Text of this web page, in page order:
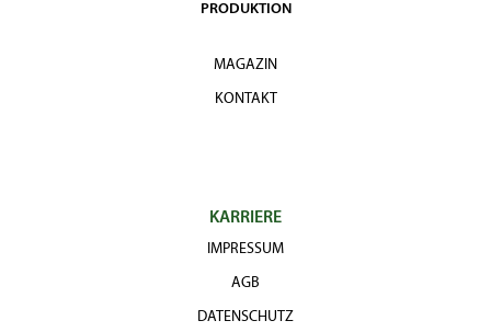
PRODUKTION
MAGAZIN
KONTAKT
KARRIERE
IMPRESSUM
AGB
DATENSCHUTZ